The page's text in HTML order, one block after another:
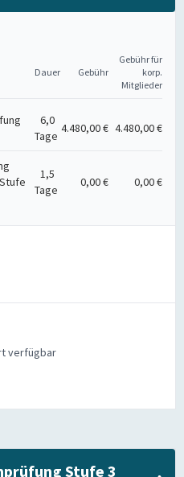
Dauer Gebühr
Gebühr für
korp.
Mitglieder
6,0
Tage
4.480,00 € 4.480,00 €
1,5
Tage
0,00 € 0,00 €
verfügbar
Stufe 3